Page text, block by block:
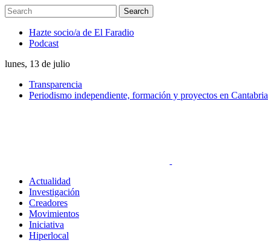
Hazte socio/a de El Faradio
Podcast
lunes, 13 de julio
Transparencia
Periodismo independiente, formación y proyectos en Cantabria
Actualidad
Investigación
Creadores
Movimientos
Iniciativa
Hiperlocal